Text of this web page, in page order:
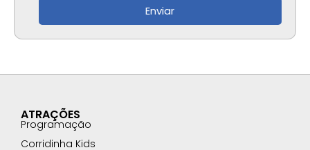
Enviar
ATRAÇÕES
Programação
Corridinha Kids